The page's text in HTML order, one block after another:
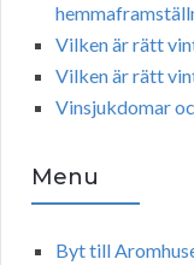
Vilken är rätt
Vilken är rätt
Vinsjukdomar
Menu
Byt till